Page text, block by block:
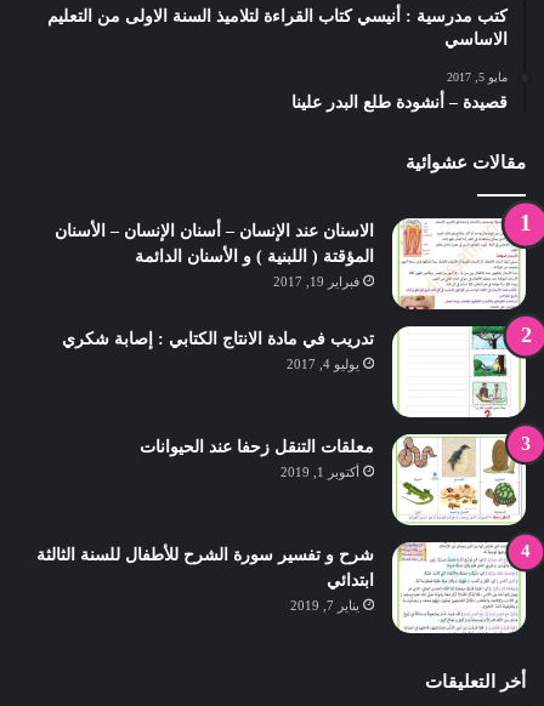
كتب مدرسية : أنيسي كتاب القراءة لتلاميذ السنة الاولى من التعليم
الاساسي
مايو 5, 2017
قصيدة – أنشودة طلع البدر علينا
مقالات عشوائية
الاسنان عند الإنسان – أسنان الإنسان – الأسنان
المؤقتة ( اللبنية ) و الأسنان الدائمة
فبراير 19, 2017
تدريب في مادة الانتاج الكتابي : إصابة شكري
يوليو 4, 2017
معلقات التنقل زحفا عند الحيوانات
أكتوبر 1, 2019
شرح و تفسير سورة الشرح للأطفال للسنة الثالثة
ابتدائي
يناير 7, 2019
أخر التعليقات